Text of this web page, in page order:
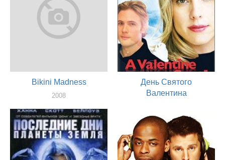
Bikini Madness
2008
День Святого
Валентина
актер